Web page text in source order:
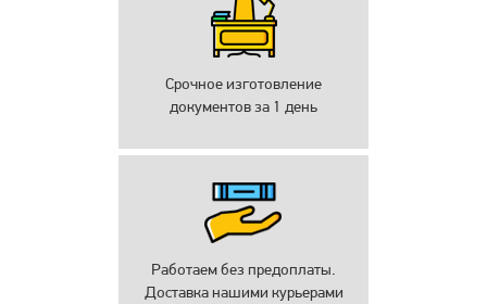
Срочное изготовление
документов за 1 день
Работаем без предоплаты.
Доставка нашими курьерами